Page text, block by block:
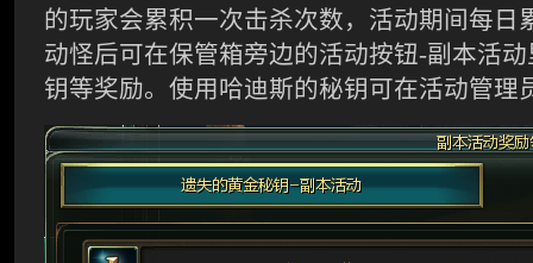
的玩家会累积一次击杀次数，活动期间每日
动怪后可在保管箱旁边的活动按钮-副本活
钥等奖励。使用哈迪斯的秘钥可在活动管理